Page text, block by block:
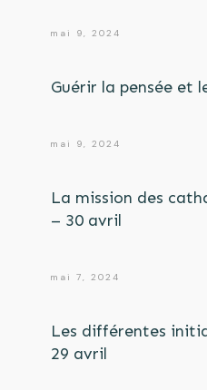
mai 9, 2024
Guérir la pensée et
mai 9, 2024
La mission des
– 30 avril
mai 7, 2024
Les différentes
29 avril